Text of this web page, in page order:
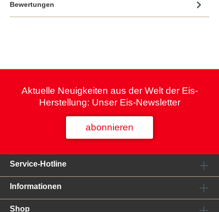
Bewertungen
Aktuelle Neuigkeiten aus der Welt der Eis-
Herstellung: Unser Eis-Newsletter
abonnieren
Service-Hotline
Informationen
Shop